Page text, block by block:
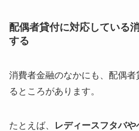
配偶者貸付に対応している
する
消費者金融のなかにも、配偶者
るところがあります。
たとえば、
レディースフタバ